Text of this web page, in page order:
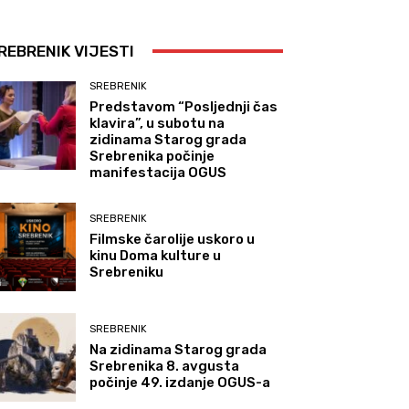
VIJESTI
SREBRENIK
Predstavom “Posljednji čas
klavira”, u subotu na
zidinama Starog grada
Srebrenika počinje
manifestacija OGUS
SREBRENIK
Filmske čarolije uskoro u
kinu Doma kulture u
Srebreniku
SREBRENIK
Na zidinama Starog grada
Srebrenika 8. avgusta
počinje 49. izdanje OGUS-a